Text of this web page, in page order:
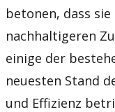
betonen, dass
nachhaltigeren
einige der
neuesten Stand
und Effizienz